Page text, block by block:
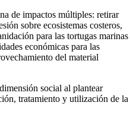
de impactos múltiples: retirar
sobre ecosistemas costeros,
para las tortugas marinas
económicas para las
del material
social al plantear
tratamiento y utilización de la